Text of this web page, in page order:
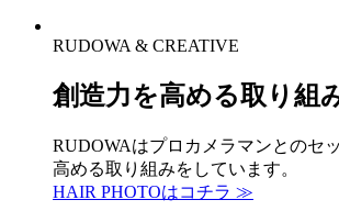
RUDOWA & CREATIVE
創造力を高める取り組
RUDOWAはプロカメラマンとのセ
高める取り組みをしています。
HAIR PHOTOはコチラ ≫